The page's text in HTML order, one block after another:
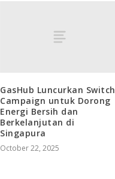
GasHub Luncurkan Switch
Campaign untuk Dorong
Energi Bersih dan
Berkelanjutan di
Singapura
October 22, 2025